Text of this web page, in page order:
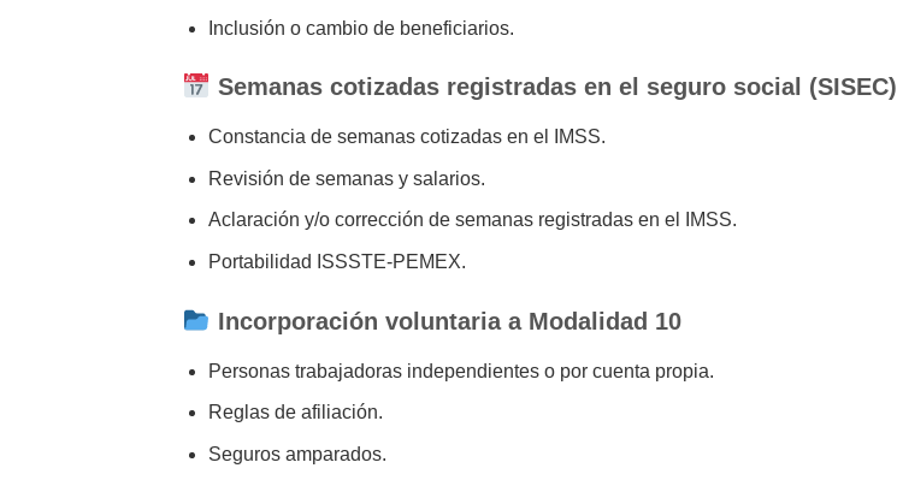
Inclusión o cambio de beneficiarios.
Semanas cotizadas registradas en el seguro social (SISEC)
Constancia de semanas cotizadas en el IMSS.
Revisión de semanas y salarios.
Aclaración y/o corrección de semanas registradas en el IMSS.
Portabilidad ISSSTE-PEMEX.
Incorporación voluntaria a Modalidad 10
Personas trabajadoras independientes o por cuenta propia.
Reglas de afiliación.
Seguros amparados.